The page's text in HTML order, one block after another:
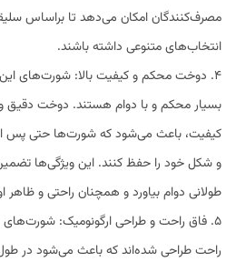
مصرف‌کنندگان امکان می‌دهد تا براساس
انتخاب‌های متنوعی داشته باشند.
4. دوخت محکم و کیفیت بالا: شورت‌های
بسیار محکم و با دوام هستند. دوخت دقیق و
کیفیت، باعث می‌شود که شورت‌ها حتی پس
و شکل خود را حفظ کنند. این ویژگی‌ها
طولانی دوام بیاورد و همچنان راحتی و ظاهر
راحت طراحی شده‌اند که باعث می‌شود در